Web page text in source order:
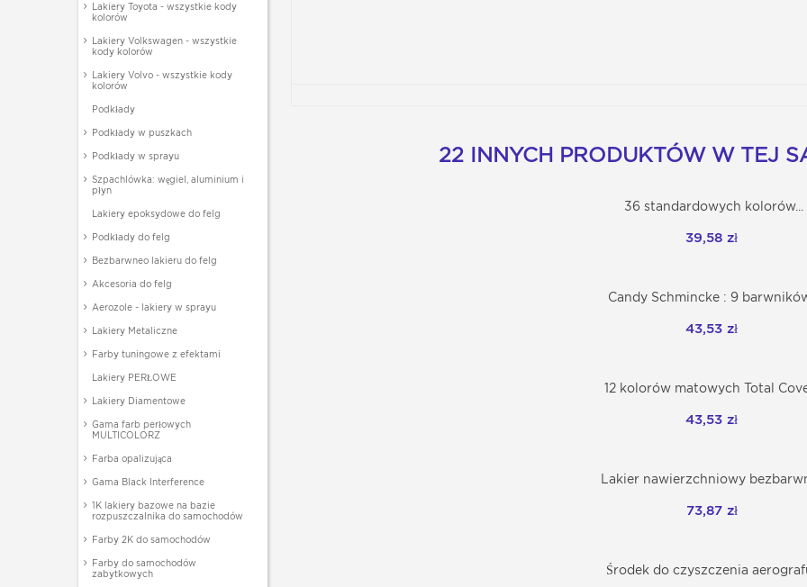
Lakiery Toyota - wszystkie kody
kolorów
Lakiery Volkswagen - wszystkie
kody kolorów
Lakiery Volvo - wszystkie kody
kolorów
Podkłady
Podkłady w puszkach
Podkłady w sprayu
Szpachlówka: węgiel, aluminium i
płyn
Lakiery epoksydowe do felg
Podkłady do felg
Bezbarwneo lakieru do felg
Akcesoria do felg
Aerozole - lakiery w sprayu
Lakiery Metaliczne
Farby tuningowe z efektami
Lakiery PERŁOWE
Lakiery Diamentowe
Gama farb perłowych
MULTICOLORZ
Farba opalizująca
Gama Black Interference
1K lakiery bazowe na bazie
rozpuszczalnika do samochodów
Farby 2K do samochodów
Farby do samochodów
zabytkowych
22 INNYCH PRODUKTÓW W TEJ
Dodaj do koszyka
36 standardowych kolorów...
39,58 zł
Dodaj do koszyka
Candy Schmincke : 9
43,53 zł
Dodaj do koszyka
12 kolorów matowych Total
43,53 zł
Dodaj do koszyka
Lakier nawierzchniowy
73,87 zł
Dodaj do koszyka
Środek do czyszczenia